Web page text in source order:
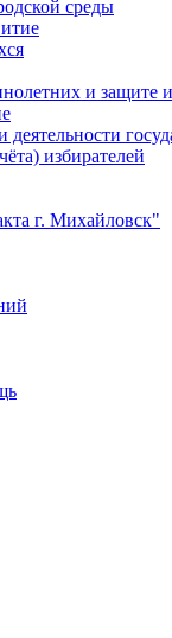
среды
и защите
избирателей
г. Михайловск"